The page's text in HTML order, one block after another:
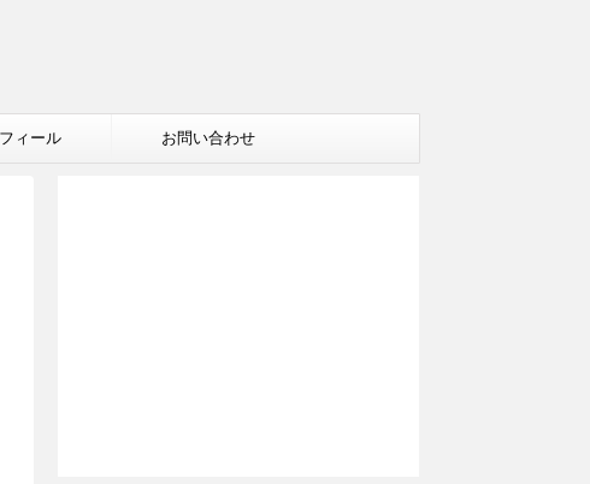
ィール お問い合わせ